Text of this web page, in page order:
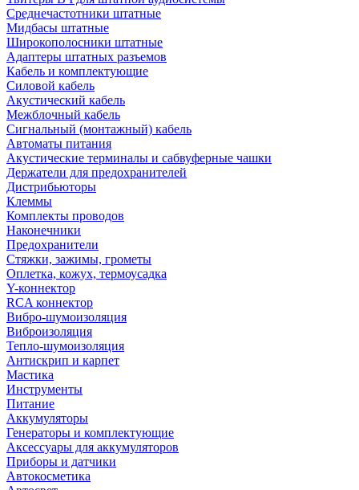
Среднечастотники штатные
Мидбасы штатные
Широкополосники штатные
Адаптеры штатных разъемов
Кабель и комплектующие
Силовой кабель
Акустический кабель
Межблочный кабель
Сигнальный (монтажный) кабель
Автоматы питания
Акустические терминалы и сабвуферные чашки
Держатели для предохранителей
Дистрибьюторы
Клеммы
Комплекты проводов
Наконечники
Предохранители
Стяжки, зажимы, грометы
Оплетка, кожух, термоусадка
Y-коннектор
RCA коннектор
Вибро-шумоизоляция
Виброизоляция
Тепло-шумоизоляция
Антискрип и карпет
Мастика
Инструменты
Питание
Аккумуляторы
Генераторы и комплектующие
Аксессуары для аккумуляторов
Приборы и датчики
Автокосметика